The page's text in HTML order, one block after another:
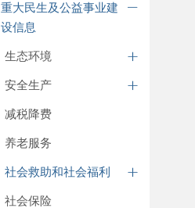
重大民生及公益事业建
设信息
生态环境
安全生产
减税降费
养老服务
社会救助和社会福利
社会保险